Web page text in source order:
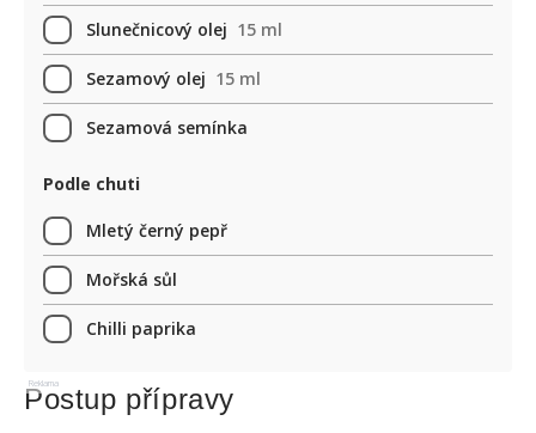
Slunečnicový olej 15 ml
Sezamový olej 15 ml
Sezamová semínka
Podle chuti
Mletý černý pepř
Mořská sůl
Chilli paprika
Reklama
Postup přípravy